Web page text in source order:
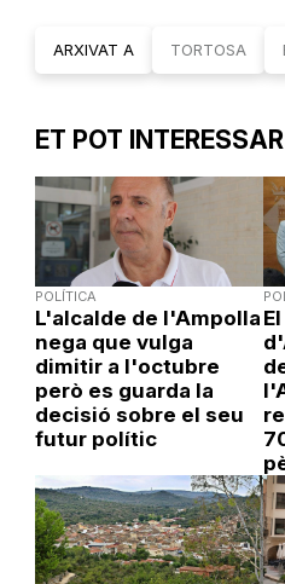
ARXIVAT A TORTOSA
ET POT INTERESSAR
POLÍTICA
L'alcalde de l'Ampolla
nega que vulga
dimitir a l'octubre
però es guarda la
decisió sobre el seu
futur polític